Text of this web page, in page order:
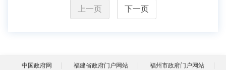
上一页 下一页
中国政府网 福建省政府门户网站
福州市政府门户网站